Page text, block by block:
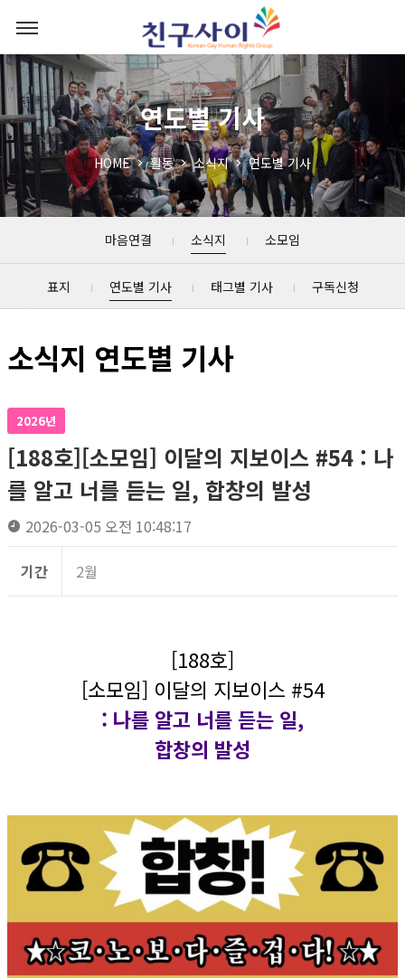
연도별 기사
HOME 활동 소식지 연도별 기사
마음연결 소식지 소모임
표지 연도별 기사 태그별 기사 구독신청
소식지 연도별 기사
2026년
[188호][소모임] 이달의 지보이스 #54 : 나
를 알고 너를 듣는 일, 합창의 발성
2026-03-05 오전 10:48:17
기간 2월
[188호]
[소모임] 이달의 지보이스 #54
: 나를 알고 너를 듣는 일,
합창의 발성